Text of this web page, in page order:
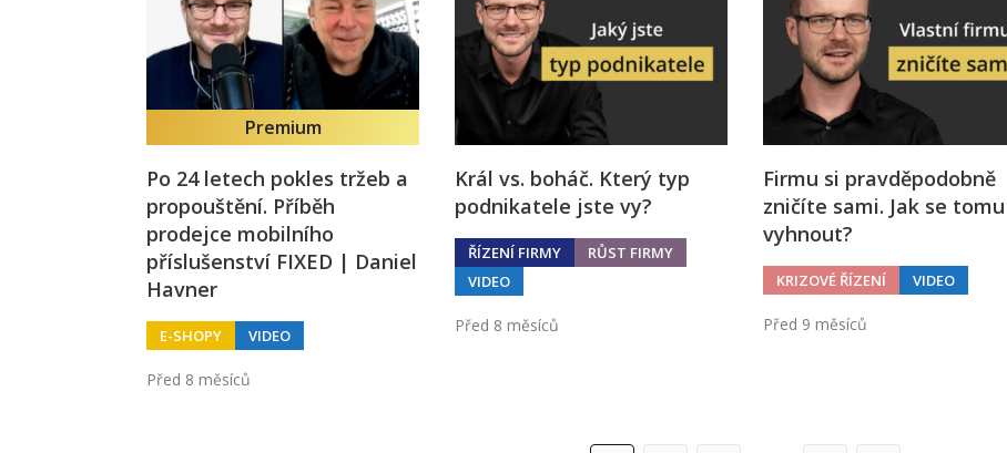
Premium
Po 24 letech pokles tržeb a
propouštění. Příběh
prodejce mobilního
příslušenství FIXED | Daniel
Havner
E-SHOPY VIDEO
Před 8 měsíců
Král vs. boháč. Který typ
podnikatele jste vy?
ŘÍZENÍ FIRMY
RŮST FIRMY
VIDEO
Před 8 měsíců
Firmu si pravděpodobně
zničíte sami. Jak se tomu
vyhnout?
KRIZOVÉ ŘÍZENÍ VIDEO
Před 9 měsíců